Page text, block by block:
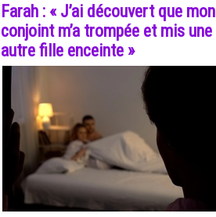
Farah : « J’ai découvert que mon
conjoint m’a trompée et mis une
autre fille enceinte »